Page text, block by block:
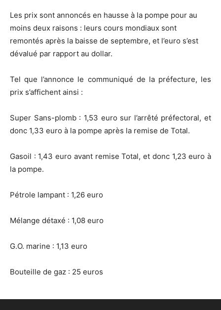
Les prix sont annoncés en hausse à la pompe pour au
moins deux raisons : leurs cours mondiaux sont
remontés après la baisse de septembre, et l’euro s’est
dévalué par rapport au dollar.
Tel que l’annonce le communiqué de la préfecture, les
prix s’affichent ainsi :
Super Sans-plomb : 1,53 euro sur l’arrêté préfectoral, et
donc 1,33 euro à la pompe après la remise de Total.
Gasoil : 1,43 euro avant remise Total, et donc 1,23 euro à
la pompe.
Pétrole lampant : 1,26 euro
Mélange détaxé : 1,08 euro
G.O. marine : 1,13 euro
Bouteille de gaz : 25 euros